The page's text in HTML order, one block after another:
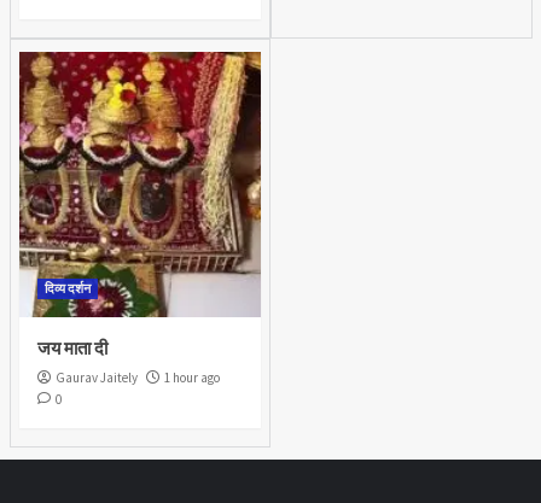
दिव्य दर्शन
जय माता दी
Gaurav Jaitely
1 hour ago
0